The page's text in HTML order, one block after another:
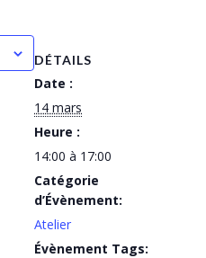
DÉTAILS
Date :
14 mars
Heure :
14:00 à 17:00
Catégorie
d’Évènement:
Atelier
Évènement Tags: